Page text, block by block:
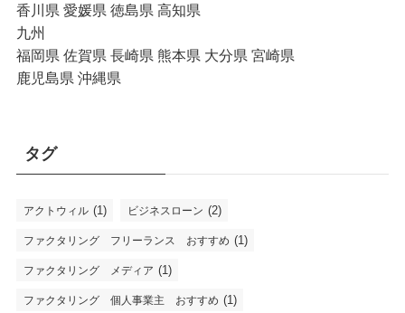
香川県 愛媛県 徳島県 高知県
九州
福岡県 佐賀県 長崎県 熊本県 大分県 宮崎県
鹿児島県 沖縄県
タグ
アクトウィル (1) ビジネスローン (2)
ファクタリング フリーランス おすすめ (1)
ファクタリング メディア (1)
ファクタリング 個人事業主 おすすめ (1)